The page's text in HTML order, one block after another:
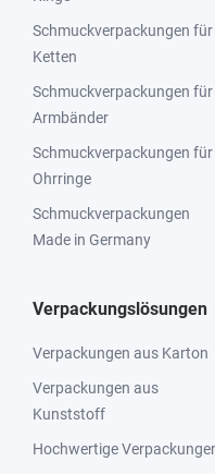
Schmuckverpackungen für
Ketten
Schmuckverpackungen für
Armbänder
Schmuckverpackungen für
Ohrringe
Schmuckverpackungen
Made in Germany
Verpackungslösungen
Verpackungen aus Karton
Verpackungen aus
Kunststoff
Hochwertige